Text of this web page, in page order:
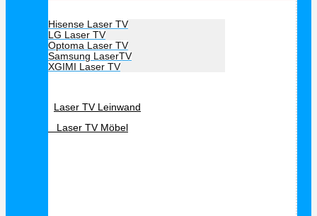
Hisense Laser TV
LG Laser TV
Optoma Laser TV
Samsung LaserTV
XGIMI Laser TV
Laser TV Leinwand
Laser TV Möbel